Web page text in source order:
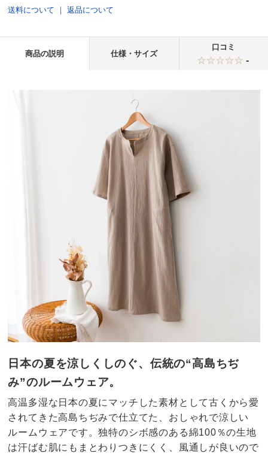
送料について ｜返品について
商品の説明 仕様・サイズ
口コミ
-
日本の夏を涼しくしのぐ、伝統の“高島ちぢ
み”のルームウェア。
高温多湿な日本の夏にマッチした素材として古くから愛
されてきた高島ちぢみで仕立てた、おしゃれで涼しい
ルームウェアです。独特のシボ感のある綿100％の生地
は汗ばむ肌にもまとわりつきにくく、風通しが良いので